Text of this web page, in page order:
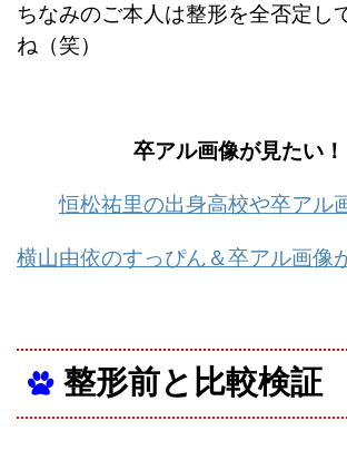
ちなみのご本人は整形を全否定し
ね（笑）
卒アル画像が見たい！
恒松祐里の出身高校や卒アル
横山由依のすっぴん＆卒アル画像
整形前と比較検証